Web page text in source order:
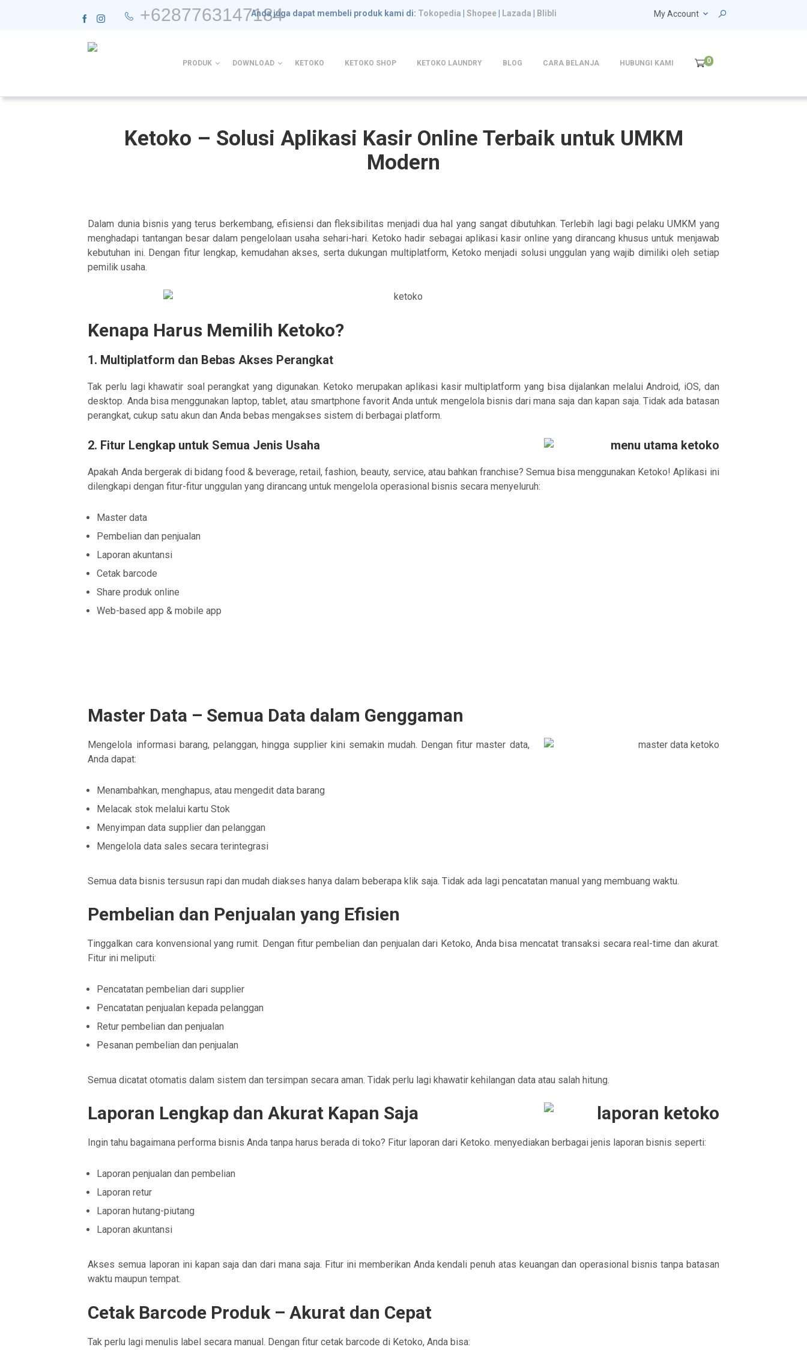
+6287763147184Anda juga dapat membeli produk kami di: Tokopedia Shopee| Lazada Blibli My Account
PRODUK DOWNLOAD KETOKO KETOKO SHOP KETOKO LAUNDRY BLOG CARA BELANJA HUBUNGI KAMI 0
Ketoko – Solusi Aplikasi Kasir Online Terbaik untuk UMKM
Modern
Dalam dunia bisnis yang terus berkembang, efisiensi dan fleksibilitas menjadi dua hal yang sangat dibutuhkan. Terlebih lagi bagi pelaku UMKM yang
menghadapi tantangan besar dalam pengelolaan usaha sehari-hari. Ketoko hadir sebagai aplikasi kasir online yang dirancang khusus untuk menjawab
kebutuhan ini. Dengan fitur lengkap, kemudahan akses, serta dukungan multiplatform, Ketoko menjadi solusi unggulan yang wajib dimiliki oleh setiap
pemilik usaha.
Kenapa Harus Memilih Ketoko?
1. Multiplatform dan Bebas Akses Perangkat
Tak perlu lagi khawatir soal perangkat yang digunakan. Ketoko merupakan aplikasi kasir multiplatform yang bisa dijalankan melalui Android, iOS, dan
desktop. Anda bisa menggunakan laptop, tablet, atau smartphone favorit Anda untuk mengelola bisnis dari mana saja dan kapan saja. Tidak ada batasan
perangkat, cukup satu akun dan Anda bebas mengakses sistem di berbagai platform.
2. Fitur Lengkap untuk Semua Jenis Usaha
Apakah Anda bergerak di bidang food & beverage, retail, fashion, beauty, service, atau bahkan franchise? Semua bisa menggunakan Ketoko! Aplikasi ini
dilengkapi dengan fitur-fitur unggulan yang dirancang untuk mengelola operasional bisnis secara menyeluruh:
Master data
Pembelian dan penjualan
Laporan akuntansi
Cetak barcode
Share produk online
Web-based app & mobile app
Master Data – Semua Data dalam Genggaman
Mengelola informasi barang, pelanggan, hingga supplier kini semakin mudah. Dengan fitur master data,
Anda dapat:
Menambahkan, menghapus, atau mengedit data barang
Melacak stok melalui kartu Stok
Menyimpan data supplier dan pelanggan
Mengelola data sales secara terintegrasi
Semua data bisnis tersusun rapi dan mudah diakses hanya dalam beberapa klik saja. Tidak ada lagi pencatatan manual yang membuang waktu.
Pembelian dan Penjualan yang Efisien
Tinggalkan cara konvensional yang rumit. Dengan fitur pembelian dan penjualan dari Ketoko, Anda bisa mencatat transaksi secara real-time dan akurat.
Fitur ini meliputi:
Pencatatan pembelian dari supplier
Pencatatan penjualan kepada pelanggan
Retur pembelian dan penjualan
Pesanan pembelian dan penjualan
Semua dicatat otomatis dalam sistem dan tersimpan secara aman. Tidak perlu lagi khawatir kehilangan data atau salah hitung.
Laporan Lengkap dan Akurat Kapan Saja
Ingin tahu bagaimana performa bisnis Anda tanpa harus berada di toko? Fitur laporan dari Ketoko. menyediakan berbagai jenis laporan bisnis seperti:
Laporan penjualan dan pembelian
Laporan retur
Laporan hutang-piutang
Laporan akuntansi
Akses semua laporan ini kapan saja dan dari mana saja. Fitur ini memberikan Anda kendali penuh atas keuangan dan operasional bisnis tanpa batasan
waktu maupun tempat.
Cetak Barcode Produk – Akurat dan Cepat
Tak perlu lagi menulis label secara manual. Dengan fitur cetak barcode di Ketoko, Anda bisa: